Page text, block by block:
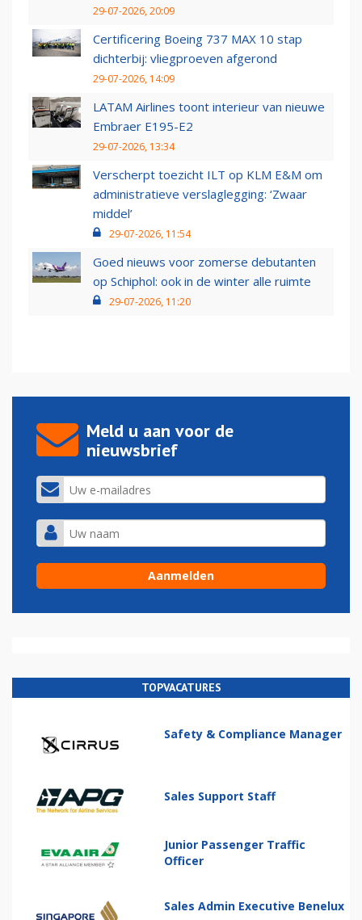
29-07-2026, 20:09
Certificering Boeing 737 MAX 10 stap
dichterbij: vliegproeven afgerond
29-07-2026, 14:09
LATAM Airlines toont interieur van nieuwe
Embraer E195-E2
29-07-2026, 13:34
Verscherpt toezicht ILT op KLM E&M om
administratieve verslaglegging: ‘Zwaar
middel’
29-07-2026, 11:54
Goed nieuws voor zomerse debutanten
op Schiphol: ook in de winter alle ruimte
29-07-2026, 11:20
Meld u aan voor de
nieuwsbrief
TOPVACATURES
Safety & Compliance Manager
Sales Support Staff
Junior Passenger Traffic
Officer
Sales Admin Executive Benelux